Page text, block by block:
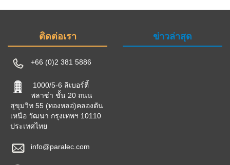
ติดต่อเรา
+66 (0)2 381 5886
1000/5-6 ลิเบอร์ตี้
พลาซ่า ชั้น 20 ถนน
สุขุมวิท 55 (ทองหลอ่)คลองตัน
เหนือ วัฒนา กรุงเทพฯ 10110
ประเทศไทย
info@paralec.com
ข่าวล่าสุด